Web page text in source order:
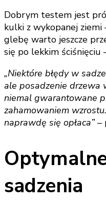
Dobrym testem jest
kulki z wykopanej ziemi
glebę warto jeszcze
się po lekkim ściśnięciu
„Niektóre błędy w
ale posadzenie drzewa
niemal gwarantowane
zahamowaniem
naprawdę się opłaca”–
sadzenia